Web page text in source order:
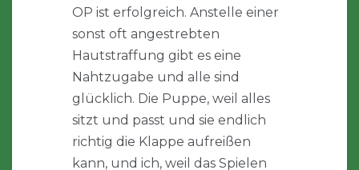
OP ist erfolgreich. Anstelle einer
sonst oft angestrebten
Hautstraffung gibt es eine
Nahtzugabe und alle sind
glücklich. Die Puppe, weil alles
sitzt und passt und sie endlich
richtig die Klappe aufreißen
kann, und ich, weil das Spielen